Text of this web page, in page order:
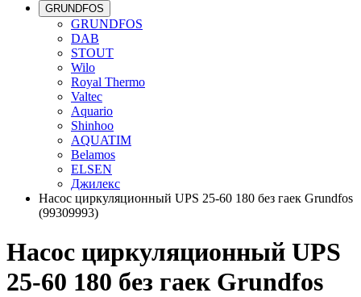
GRUNDFOS
GRUNDFOS
DAB
STOUT
Wilo
Royal Thermo
Valtec
Aquario
Shinhoo
AQUATIM
Belamos
ELSEN
Джилекс
Насос циркуляционный UPS 25-60 180 без гаек Grundfos
(99309993)
Насос циркуляционный UPS
25-60 180 без гаек Grundfos